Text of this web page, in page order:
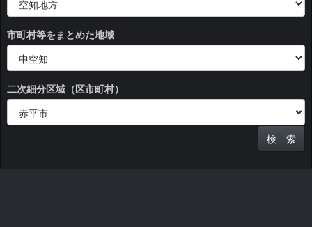
市町村等をまとめた地域
二次細分区域（区市町村）